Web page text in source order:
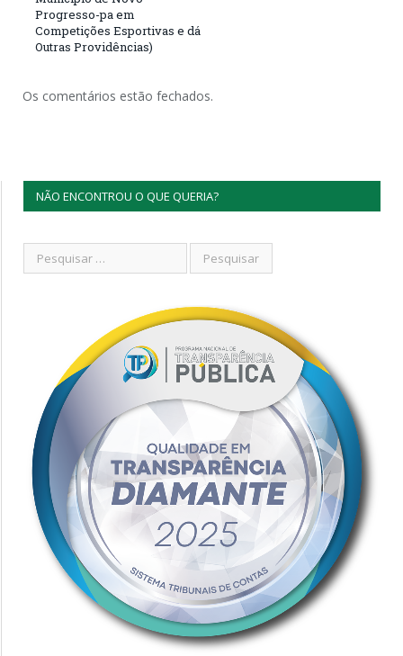
Progresso-pa em
Competições Esportivas e dá
Outras Providências)
Os comentários estão fechados.
NÃO ENCONTROU O QUE QUERIA?